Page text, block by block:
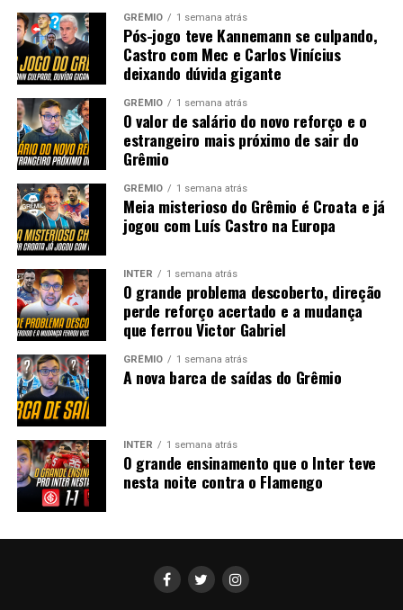
GRÊMIO 1 semana atrás
Pós-jogo teve Kannemann se culpando,
Castro com Mec e Carlos Vinícius
deixando dúvida gigante
GRÊMIO 1 semana atrás
O valor de salário do novo reforço e o
estrangeiro mais próximo de sair do
Grêmio
GRÊMIO 1 semana atrás
Meia misterioso do Grêmio é Croata e já
jogou com Luís Castro na Europa
INTER 1 semana atrás
O grande problema descoberto, direção
perde reforço acertado e a mudança
que ferrou Victor Gabriel
GRÊMIO 1 semana atrás
A nova barca de saídas do Grêmio
INTER 1 semana atrás
O grande ensinamento que o Inter teve
nesta noite contra o Flamengo